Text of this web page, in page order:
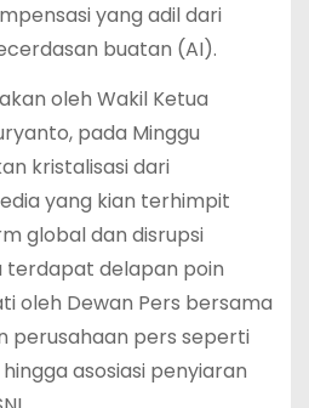
yang adil dari
buatan (AI).
oleh Wakil Ketua
pada Minggu
kristalisasi dari
yang kian terhimpit
global dan disrupsi
terdapat delapan poin
oleh Dewan Pers bersama
perusahaan pers seperti
hingga asosiasi penyiaran